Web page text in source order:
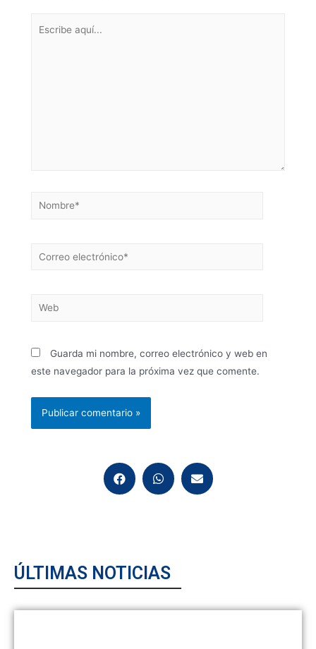
Guarda mi nombre, correo electrónico y web en
este navegador para la próxima vez que comente.
ÚLTIMAS NOTICIAS